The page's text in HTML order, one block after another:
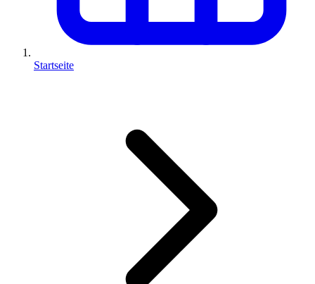
Startseite